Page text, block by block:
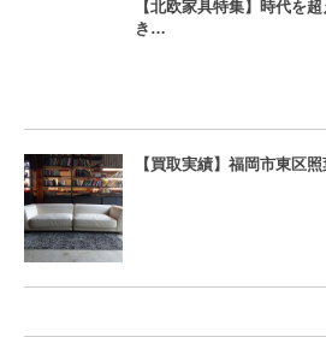
【北欧家具特集】時代を
き…
【買取実績】福岡市東区